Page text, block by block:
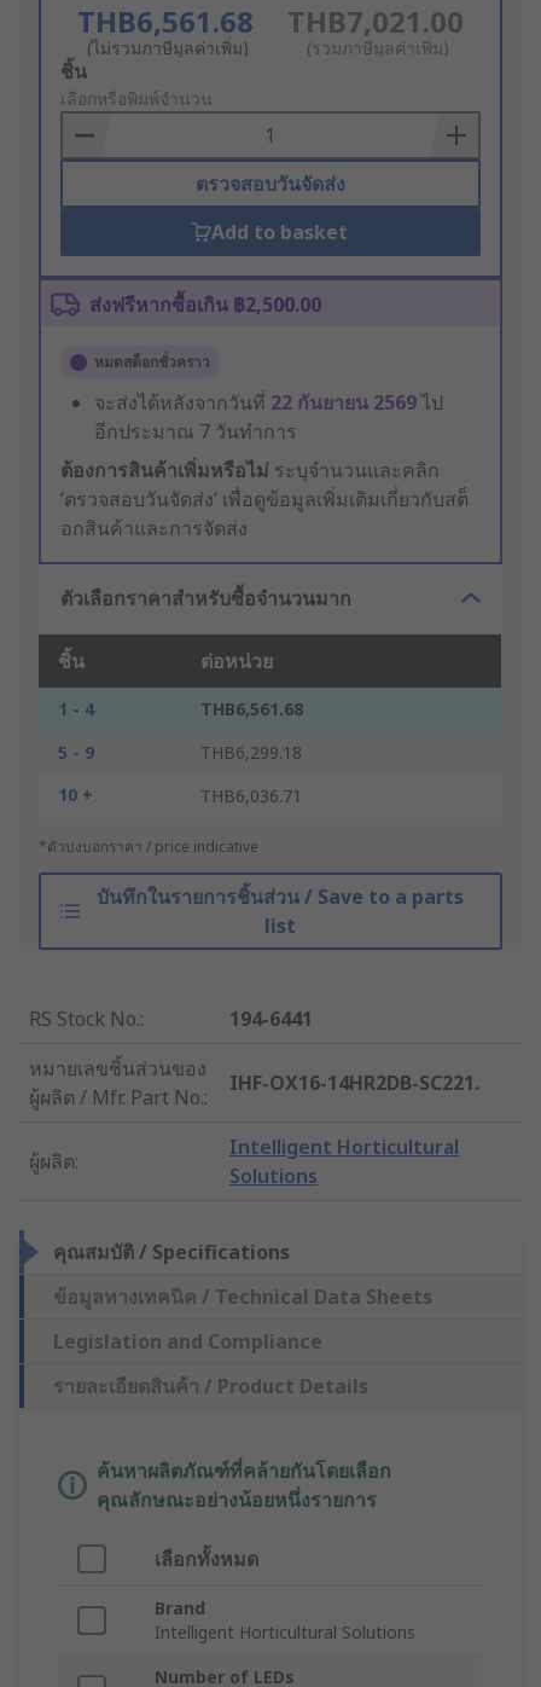
THB6,561.68
(ไม่รวมภาษีมูลค่าเพิ่ม)
THB7,021.00
(รวมภาษีมูลค่าเพิ่ม)
Add
to
Basket
ชิ้น
เลือกหรือพิมพ์จำนวน
ตรวจสอบวันจัดส่ง
Add to basket
ส่งฟรีหากซื้อเกิน ฿2,500.00
หมดสต็อกชั่วคราว
จะส่งได้หลังจากวันที่ 22 กันยายน 2569ไป
อีกประมาณ 7 วันทำการ
ต้องการสินค้าเพิ่มหรือไม่ ระบุจำนวนและคลิก
‘ตรวจสอบวันจัดส่ง’ เพื่อดูข้อมูลเพิ่มเติมเกี่ยวกับสต็
อกสินค้าและการจัดส่ง
ตัวเลือกราคาสำหรับซื้อจำนวนมาก
ชิ้น ต่อหน่วย
1 - 4
THB6,561.68
5 - 9
THB6,299.18
10 +
THB6,036.71
*ตัวบ่งบอกราคา / price indicative
บันทึกในรายการชิ้นส่วน / Save to a parts
list
RS Stock No.:
194-6441
หมายเลขชิ้นส่วนของ
ผู้ผลิต / Mfr. Part No.:
IHF-OX16-14HR2DB-SC221.
ผู้ผลิต:
Intelligent Horticultural
Solutions
คุณสมบัติ / Specifications
ข้อมูลทางเทคนิค / Technical Data Sheets
Legislation and Compliance
รายละเอียดสินค้า / Product Details
ค้นหาผลิตภัณฑ์ที่คล้ายกันโดยเลือก
คุณลักษณะอย่างน้อยหนึ่งรายการ
เลือกทั้งหมด
Brand
Intelligent Horticultural Solutions
Number of LEDs